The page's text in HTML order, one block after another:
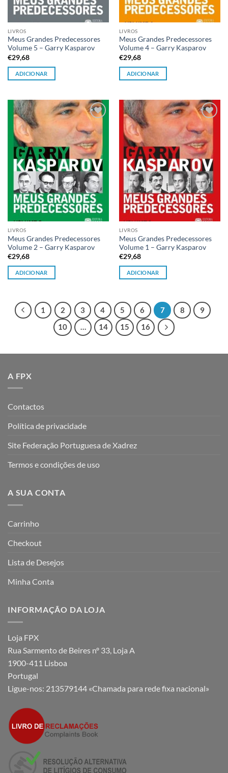
LIVROS
Meus Grandes Predecessores
Volume 5 – Garry Kasparov
€29,68
ADICIONAR
LIVROS
Meus Grandes Predecessores
Volume 4 – Garry Kasparov
€29,68
ADICIONAR
Adicionar
à lista de
desejos
LIVROS
Meus Grandes Predecessores
Volume 2 – Garry Kasparov
€29,68
ADICIONAR
Adicionar
à lista de
desejos
LIVROS
Meus Grandes Predecessores
Volume 1 – Garry Kasparov
€29,68
ADICIONAR
1 2 3 4 5 6 7 8
9
10
… 14 15 16
A FPX
Contactos
Política de privacidade
Site Federação Portuguesa de Xadrez
Termos e condições de uso
A SUA CONTA
Carrinho
Checkout
Lista de Desejos
Minha Conta
INFORMAÇÃO DA LOJA
Loja FPX
Rua Sarmento de Beires nº 33, Loja A
1900-411 Lisboa
Portugal
Ligue-nos: 213579144 «Chamada para rede fixa nacional»